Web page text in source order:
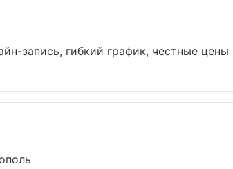
запись, гибкий график, честные цены